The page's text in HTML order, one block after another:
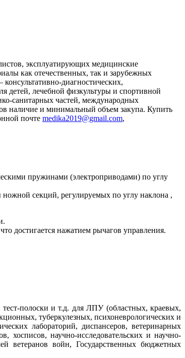
эксплуатирующих медицинские
как отечественных, так и зарубежных
диагностических,
детей, лечебной физкультуры и спортивной
санитарных частей, международных
наличие и минимальный объем закупа. Купить
почте medika2019@gmail.com,
пружинами (электроприводами) по углу
секций, регулируемых по углу наклона ,
достигается нажатием рычагов управления.
полоски и т.д. для ЛПУ (областных, краевых,
туберкулезных, психоневрологических и
лабораторий, диспансеров, ветеринарных
хосписов, научно-исследовательских и научно-
ветеранов войн, Государственных бюджетных